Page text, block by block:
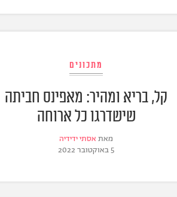
מתכונים
קל, בריא ומהיר: מאפינס חביתה
שישדרגו כל ארוחה
מאת אסתי ידידיה
5 באוקטובר 2022